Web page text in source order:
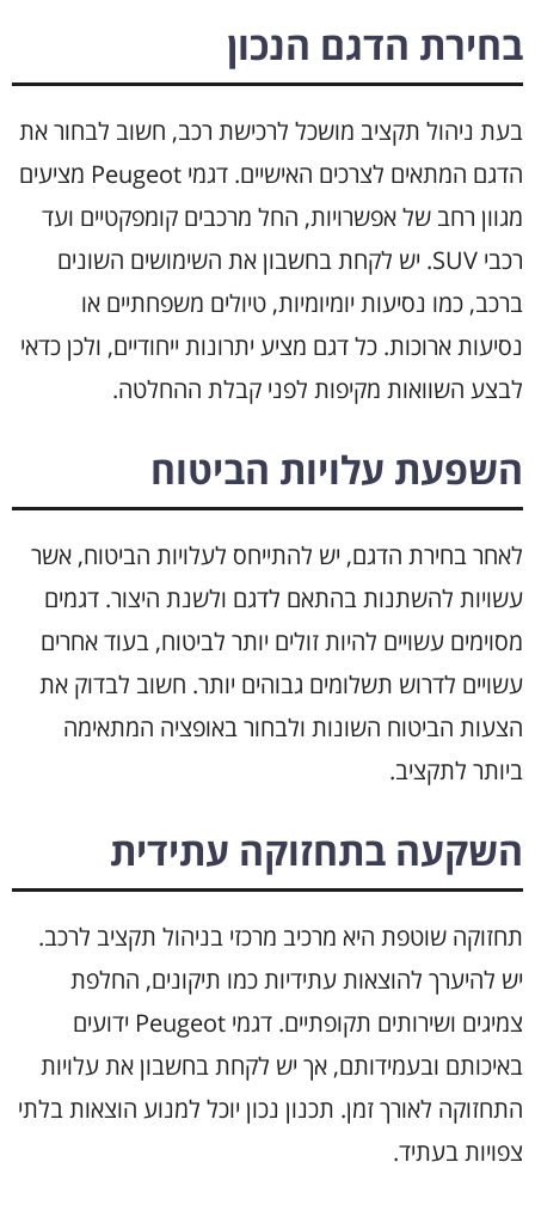
בחירת הדגם הנכון
בעת ניהול תקציב מושכל לרכישת רכב, חשוב לבחור את
הדגם המתאים לצרכים האישיים. דגמי Peugeot מציעים
מגוון רחב של אפשרויות, החל מרכבים קומפקטיים ועד
רכבי SUV. יש לקחת בחשבון את השימושים השונים
ברכב, כמו נסיעות יומיומיות, טיולים משפחתיים או
נסיעות ארוכות. כל דגם מציע יתרונות ייחודיים, ולכן כדאי
לבצע השוואות מקיפות לפני קבלת ההחלטה.
השפעת עלויות הביטוח
לאחר בחירת הדגם, יש להתייחס לעלויות הביטוח, אשר
עשויות להשתנות בהתאם לדגם ולשנת היצור. דגמים
מסוימים עשויים להיות זולים יותר לביטוח, בעוד אחרים
עשויים לדרוש תשלומים גבוהים יותר. חשוב לבדוק את
הצעות הביטוח השונות ולבחור באופציה המתאימה
ביותר לתקציב.
השקעה בתחזוקה עתידית
תחזוקה שוטפת היא מרכיב מרכזי בניהול תקציב לרכב.
יש להיערך להוצאות עתידיות כמו תיקונים, החלפת
צמיגים ושירותים תקופתיים. דגמי Peugeot ידועים
באיכותם ובעמידותם, אך יש לקחת בחשבון את עלויות
התחזוקה לאורך זמן. תכנון נכון יוכל למנוע הוצאות בלתי
צפויות בעתיד.